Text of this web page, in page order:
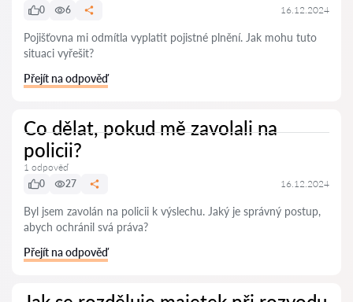
0
6 16.12.2024
Pojišťovna mi odmítla vyplatit pojistné plnění. Jak mohu tuto
situaci vyřešit?
Přejít na odpověď
Co dělat, pokud mě zavolali na
policii?
1 odpověď
0
27 16.12.2024
Byl jsem zavolán na policii k výslechu. Jaký je správný postup,
abych ochránil svá práva?
Přejít na odpověď